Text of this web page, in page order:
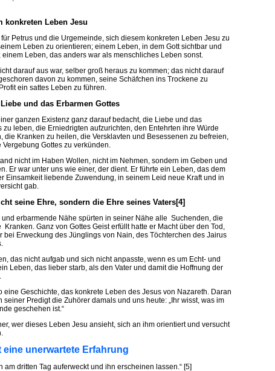
konkreten Leben Jesu
Petrus und die Urgemeinde, sich diesem konkreten Leben Jesu zu
Leben zu orientieren; einem Leben, in dem Gott sichtbar und
einem Leben, das anders war als menschliches Leben sonst.
darauf aus war, selber groß heraus zu kommen; das nicht darauf
davon zu kommen, seine Schäfchen ins Trockene zu
ein sattes Leben zu führen.
und das Erbarmen Gottes
ganzen Existenz ganz darauf bedacht, die Liebe und das
zu leben, die Erniedrigten aufzurichten, den Entehrten ihre Würde
die Kranken zu heilen, die Versklavten und Besessenen zu befreien,
Gottes zu verkünden.
nicht im Haben Wollen, nicht im Nehmen, sondern im Geben und
Er war unter uns wie einer, der dient. Er führte ein Leben, das dem
Einsamkeit liebende Zuwendung, in seinem Leid neue Kraft und in
gab.
seine Ehre, sondern die Ehre seines Vaters[4]
und erbarmende Nähe spürten in seiner Nähe alle Suchenden, die
Ganz von Gottes Geist erfüllt hatte er Macht über den Tod,
bei Erweckung des Jünglings von Nain, des Töchterchen des Jairus
das nicht aufgab und sich nicht anpasste, wenn es um Echt- und
Leben, das lieber starb, als den Vater und damit die Hoffnung der
eine Geschichte, das konkrete Leben des Jesus von Nazareth. Daran
seiner Predigt die Zuhörer damals und uns heute: „Ihr wisst, was im
geschehen ist.“
wer dieses Leben Jesu ansieht, sich an ihm orientiert und versucht
eine unerwartete Erfahrung
am dritten Tag auferweckt und ihn erscheinen lassen.“ [5]